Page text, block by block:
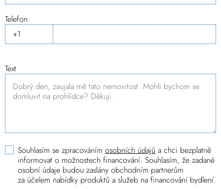
Telefon
Text
Souhlasím se zpracováním osobních údajů a chci bezplatně
informovat o možnostech financování. Souhlasím, že zadané
osobní údaje budou zaslány obchodním partnerům
za účelem nabídky produktů a služeb na financování bydlení.